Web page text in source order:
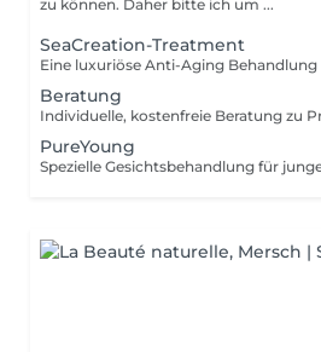
zu können. Daher bitte ich um ...
SeaCreation-Treatment
Beratung
PureYoung